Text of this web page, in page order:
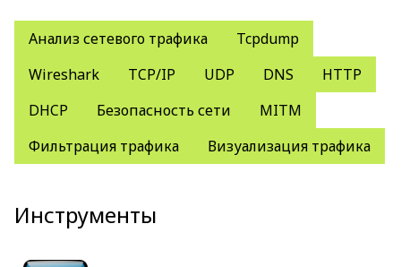
Анализ сетевого трафика
Tcpdump
Wireshark
TCP/IP UDP DNS
HTTP
DHCP
Безопасность сети
MITM
Фильтрация трафика
Визуализация трафика
Инструменты